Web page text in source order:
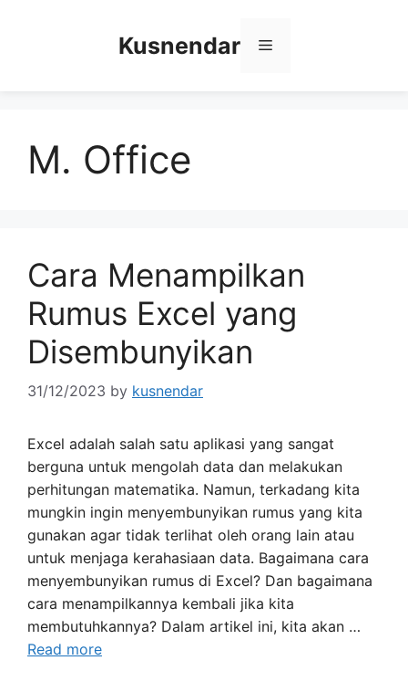
Kusnendar Menu
M. Office
Cara Menampilkan
Rumus Excel yang
Disembunyikan
31/12/2023 by kusnendar
Excel adalah salah satu aplikasi yang sangat
berguna untuk mengolah data dan melakukan
perhitungan matematika. Namun, terkadang kita
mungkin ingin menyembunyikan rumus yang kita
gunakan agar tidak terlihat oleh orang lain atau
untuk menjaga kerahasiaan data. Bagaimana cara
menyembunyikan rumus di Excel? Dan bagaimana
cara menampilkannya kembali jika kita
membutuhkannya? Dalam artikel ini, kita akan …
Read more